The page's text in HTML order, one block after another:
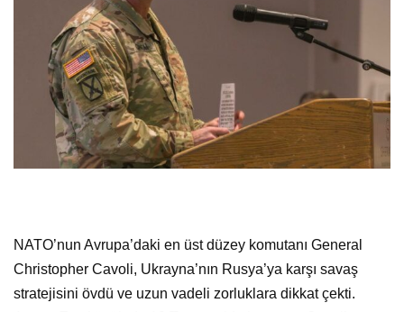
NATO’nun Avrupa’daki en üst düzey komutanı General
Christopher Cavoli, Ukrayna’nın Rusya’ya karşı savaş
stratejisini övdü ve uzun vadeli zorluklara dikkat çekti.